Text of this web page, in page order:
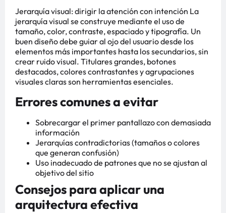
Jerarquía visual: dirigir la atención con intención La
jerarquía visual se construye mediante el uso de
tamaño, color, contraste, espaciado y tipografía. Un
buen diseño debe guiar al ojo del usuario desde los
elementos más importantes hasta los secundarios, sin
crear ruido visual. Titulares grandes, botones
destacados, colores contrastantes y agrupaciones
visuales claras son herramientas esenciales.
Errores comunes a evitar
Sobrecargar el primer pantallazo con demasiada
información
Jerarquías contradictorias (tamaños o colores
que generan confusión)
Uso inadecuado de patrones que no se ajustan al
objetivo del sitio
Consejos para aplicar una
arquitectura efectiva